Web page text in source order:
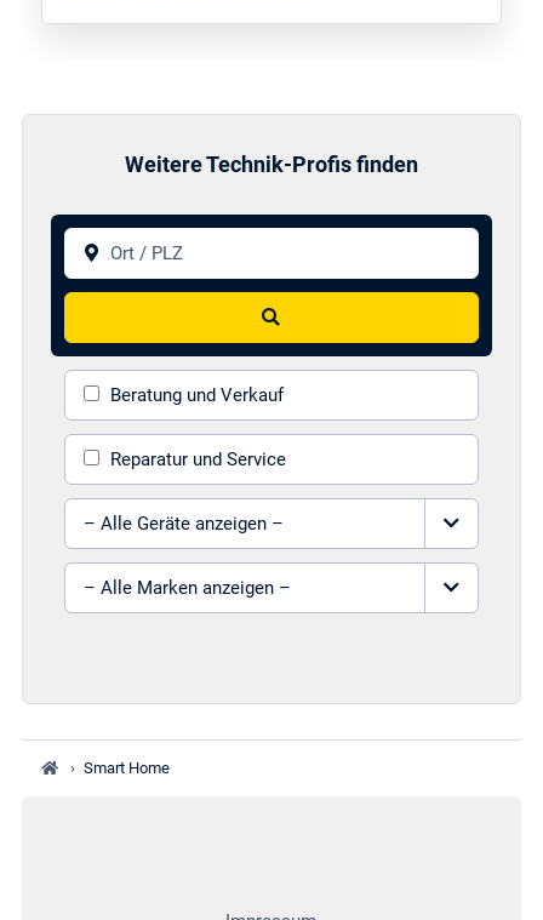
Weitere Technik-Profis finden
Ort / PLZ
Suchen
Beratung und Verkauf
Reparatur und Service
Gerät auswählen
Marke auswählen
› Smart Home